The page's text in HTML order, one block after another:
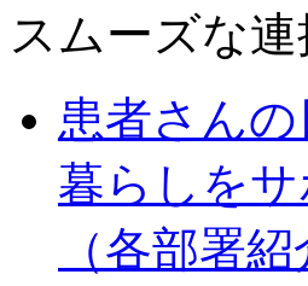
スムーズな連
患者さん
暮らしを
（各部署紹